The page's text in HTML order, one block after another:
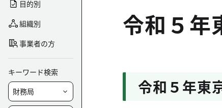
目的別
組織別
事業者の方
キーワード検索
令和５年
令和５年東